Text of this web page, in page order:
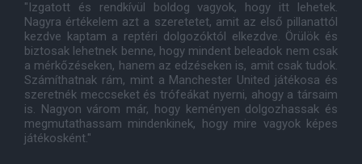
"Izgatott és rendkívül boldog vagyok, hogy itt lehetek.
Nagyra értékelem azt a szeretetet, amit az első pillanattól
kezdve kaptam a reptéri dolgozóktól elkezdve. Örülök és
biztosak lehetnek benne, hogy mindent beleadok nem csak
a mérkőzéseken, hanem az edzéseken is, amit csak tudok.
Számíthatnak rám, mint a Manchester United játékosa és
szeretnék meccseket és trófeákat nyerni, ahogy a társaim
is. Nagyon várom már, hogy keményen dolgozhassak és
megmutathassam mindenkinek, hogy mire vagyok képes
játékosként."